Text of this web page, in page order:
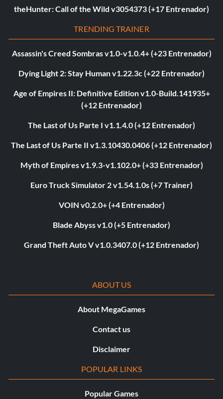
theHunter: Call of the Wild v3054373 (+17 Entrenador)
TRENDING TRAINER
Assassin's Creed Sombras v1.0-v1.0.4+ (+23 Entrenador)
Dying Light 2: Stay Human v1.22.3c (+22 Entrenador)
Age of Empires II: Definitive Edition v1.0-Build.141935+
(+12 Entrenador)
The Last of Us Parte I v1.1.4.0 (+12 Entrenador)
The Last of Us Parte II v1.3.10430.0406 (+12 Entrenador)
Myth of Empires v1.9.3-v1.102.0+ (+33 Entrenador)
Euro Truck Simulator 2 v1.54.1.0s (+7 Trainer)
VOIN v0.2.0+ (+4 Entrenador)
Blade Abyss v1.0 (+5 Entrenador)
Grand Theft Auto V v1.0.3407.0 (+12 Entrenador)
ABOUT US
About MegaGames
Contact us
Disclaimer
POPULAR LINKS
Popular Games